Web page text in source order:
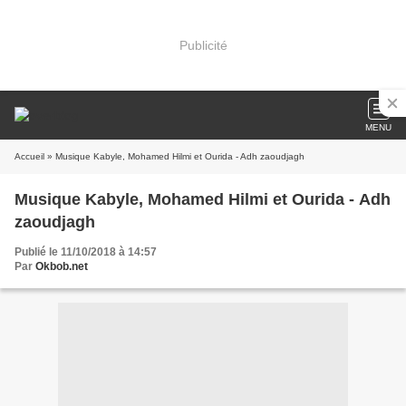
Publicité
MENU
Accueil » Musique Kabyle, Mohamed Hilmi et Ourida - Adh zaoudjagh
Musique Kabyle, Mohamed Hilmi et Ourida - Adh
zaoudjagh
Publié le 11/10/2018 à 14:57
Par Okbob.net